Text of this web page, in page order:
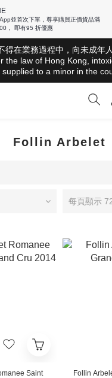
並首次下單，尊享購買正價貨品滿
， 即有95 折優惠
得在業務過程中，向未成年
the law of Hong Kong,
supplied to a minor in the
得在業務過程中，向未成年
the law of Hong Kong,
supplied to a minor in the
運費（香港）； HK$2500
費（新加坡）；TWD20,000
得在業務過程中，向未成年
the law of Hong Kong,
Follin Arbelet
每頁顯示
Saint
Follin